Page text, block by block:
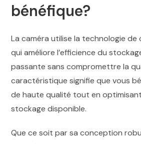
bénéfique?
La caméra utilise la technologie de
qui améliore l’efficience du
passante sans compromettre la
caractéristique signifie que vous
de haute qualité tout en optimisant
stockage disponible.
Que ce soit par sa conception